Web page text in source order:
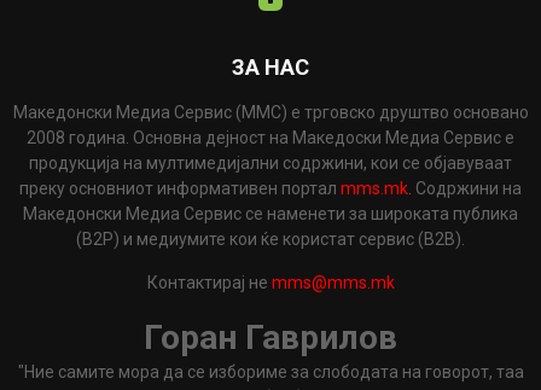
ЗА НАС
Македонски Медиа Сервис (ММС) е трговско друштво основано
2008 година. Основна дејност на Македоски Медиа Сервис е
продукција на мултимедијални содржини, кои се објавуваат
преку основниот информативен портал mms.mk . Содржини на
Македонски Медиа Сервис се наменети за широката публика
(B2P) и медиумите кои ќе користат сервис (B2B).
Контактирај не mms@mms.mk
Горан Гаврилов
"Ние самите мора да се избориме за слободата на говорот, таа